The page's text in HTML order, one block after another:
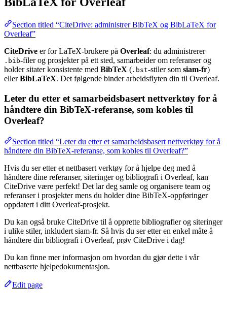
Section titled “CiteDrive: administrer BibTeX og BibLaTeX for
Overleaf”
CiteDrive er for LaTeX-brukere på Overleaf: du administrerer
.bib-filer og prosjekter på ett sted, samarbeider om referanser og
holder sitater konsistente med BibTeX ( .bst-stiler som siam-fr)
ellerBibLaTeX. Det følgende binder arbeidsflyten din til Overleaf.
Leter du etter et samarbeidsbasert nettverktøy for å
håndtere din BibTeX-referanse, som kobles til
Overleaf?
Section titled “Leter du etter et samarbeidsbasert nettverktøy for å
håndtere din BibTeX-referanse, som kobles til Overleaf?”
Hvis du ser etter et nettbasert verktøy for å hjelpe deg med å
håndtere dine referanser, siteringer og bibliografi i Overleaf, kan
CiteDrive være perfekt! Det lar deg samle og organisere team og
referanser i prosjekter mens du holder dine BibTeX-oppføringer
oppdatert i ditt Overleaf-prosjekt.
Du kan også bruke CiteDrive til å opprette bibliografier og siteringer
i ulike stiler, inkludert siam-fr. Så hvis du ser etter en enkel måte å
håndtere din bibliografi i Overleaf, prøv CiteDrive i dag!
Du kan finne mer informasjon om hvordan du gjør dette i vår
nettbaserte hjelpedokumentasjon.
Edit page